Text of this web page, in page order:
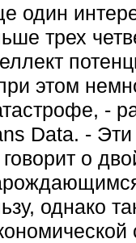
один
трех
этом
-
Data. -
говорит о
однако